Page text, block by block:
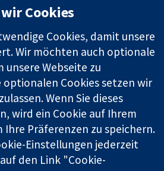
Cochrane
Library
ist eine gemeinützige Organisation
und in Wales als eine Gesellschaft
(Nr. 03044323) registriert.
GB 718 2127 49.
Cookies
Cookies, damit unsere
Wir möchten auch optionale
unsere Webseite zu
optionalen Cookies setzen wir
Wenn Sie dieses
wird ein Cookie auf Ihrem
Präferenzen zu speichern.
Einstellungen jederzeit
den Link "Cookie-